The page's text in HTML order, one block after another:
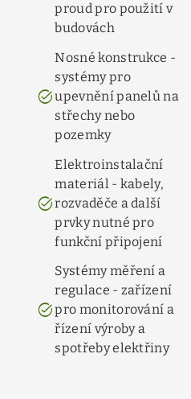
proud pro použití v
budovách
task_alt
Nosné konstrukce -
systémy pro
upevnění panelů na
střechy nebo
pozemky
task_alt
Elektroinstalační
materiál - kabely,
rozvaděče a další
prvky nutné pro
funkční připojení
task_alt
Systémy měření a
regulace - zařízení
pro monitorování a
řízení výroby a
spotřeby elektřiny